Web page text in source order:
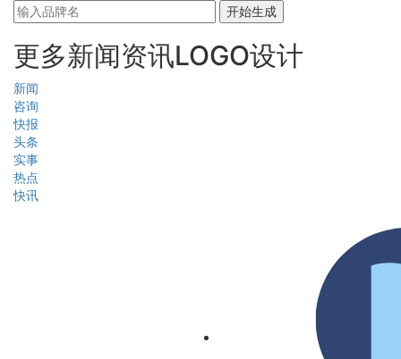
开始生成
更多新闻资讯LOGO设计
新闻
咨询
快报
头条
实事
热点
快讯